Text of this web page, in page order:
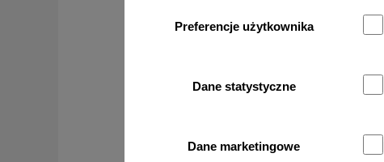
Preferencje użytkownika
Dane statystyczne
Dane marketingowe